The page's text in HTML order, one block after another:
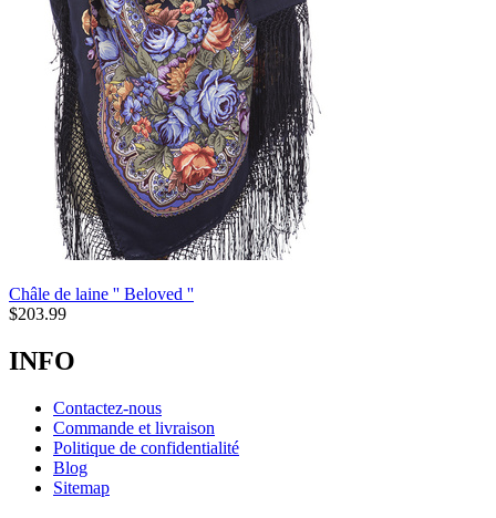
Châle de laine '' Beloved ''
$203.99
INFO
Contactez-nous
Commande et livraison
Politique de confidentialité
Blog
Sitemap